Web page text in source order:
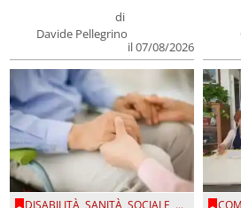
di
Davide Pellegrino
il 07/08/2026
DISABILITÀ ,SANITÀ ,SOCIALE , ...